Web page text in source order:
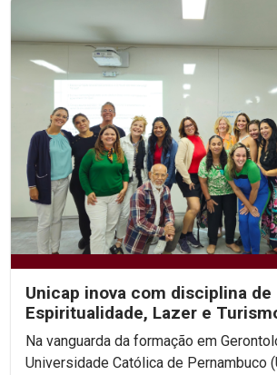
Unicap inova com disciplina de
Espiritualidade, Lazer e
Especialização em
Na vanguarda da formação em
Universidade Católica de Pernambuco